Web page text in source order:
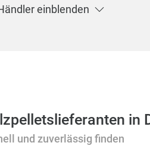
einblenden
in
und zuverlässig finden